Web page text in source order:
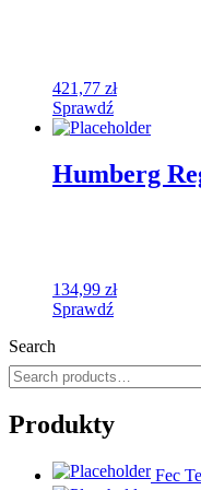
421,77 zł
Sprawdź
Humberg
134,99 zł
Sprawdź
Search
Produkty
Fec